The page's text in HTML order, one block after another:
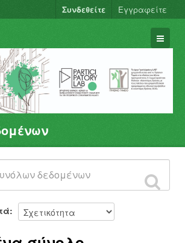
Συνδεθείτε Εγγραφείτε